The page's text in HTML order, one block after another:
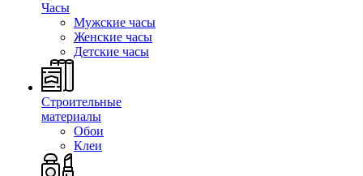
Часы
Мужские часы
Женские часы
Детские часы
Строительные
материалы
Обои
Клеи